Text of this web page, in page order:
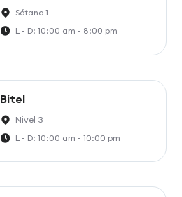
Sótano 1
L - D: 10:00 am - 8:00 pm
Bitel
Nivel 3
L - D: 10:00 am - 10:00 pm